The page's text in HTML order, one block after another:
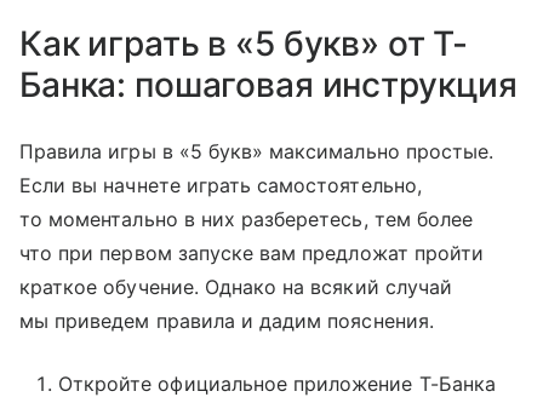
Как играть в «5 букв» от Т-
Банка: пошаговая инструкция
Правила игры в «5 букв» максимально простые.
Если вы начнете играть самостоятельно,
то моментально в них разберетесь, тем более
что при первом запуске вам предложат пройти
краткое обучение. Однако на всякий случай
мы приведем правила и дадим пояснения.
Откройте официальное приложение Т-Банка